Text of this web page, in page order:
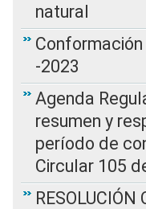
natural
-2023
Agenda
resumen y
período de
Circular 105